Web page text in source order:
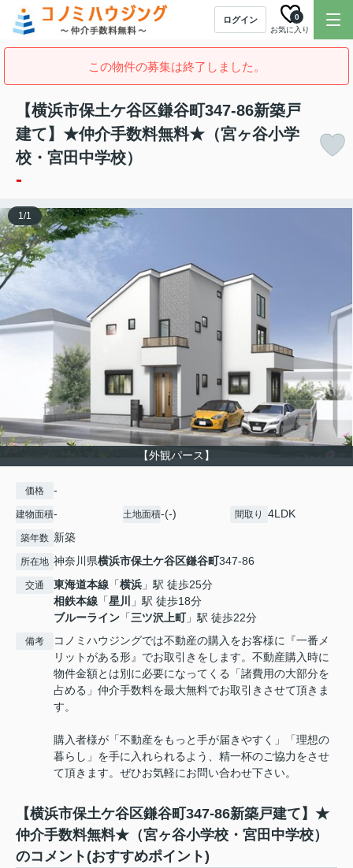
ログイン
お気に入り
0
この物件の募集は終了しました。
【横浜市保土ケ谷区鎌谷町347-86新築戸
建て】★仲介手数料無料★（宮ヶ谷小学
校・宮田中学校）
-
【外観パース】
1/1
価格 -
建物面積- 土地面積-(-) 間取り 4LDK
築年数 新築
所在地 神奈川県横浜市保土ケ谷区鎌谷町347-86
交通 東海道本線 「横浜 」駅 徒歩25分
相鉄本線 「星川
」駅 徒歩18分
ブルーライン 「三ツ沢上町」駅 徒歩22分
備考
コノミハウジングでは不動産の購入をお客様に『一番メ
リットがある形』でお取引きをします。不動産購入時に
物件金額とは別に必要になってくる「諸費用の大部分を
占める」仲介手数料を最大無料でお取引きさせて頂きま
す。
購入者様が「不動産をもっと手が届きやすく」「理想の
暮らし」を手に入れられるよう、精一杯のご協力をさせ
て頂きます。ぜひお気軽にお問い合わせ下さい。
【横浜市保土ケ谷区鎌谷町347-86新築戸建て】★
仲介手数料無料★（宮ヶ谷小学校・宮田中学校）
のコメント(おすすめポイント)